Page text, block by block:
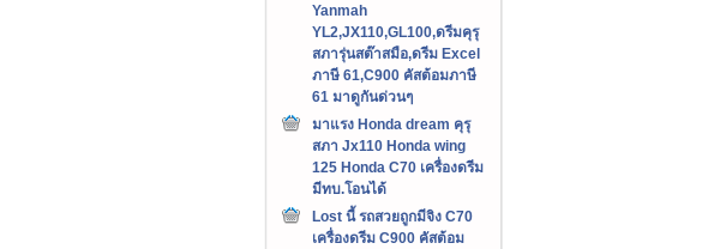
Yanmah
YL2,JX110,GL100,ดรีมคุรุ
สภารุ่นสต๊าสมือ,ดรีม Excel
ภาษี 61,C900 คัสต้อมภาษี
61 มาดูกันด่วนๆ
มาแรง Honda dream คุรุ
สภา Jx110 Honda wing
125 Honda C70 เครื่องดรีม
มีทบ.โอนได้
Lost นี้ รถสวยถูกมีจิง C70
เครื่องดรีม C900 คัสต้อม